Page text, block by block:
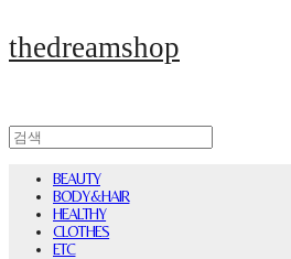
thedreamshop
BEAUTY
BODY&HAIR
HEALTHY
CLOTHES
ETC